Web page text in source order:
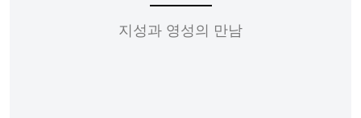
지성과 영성의 만남